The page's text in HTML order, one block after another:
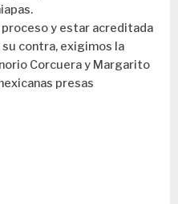
y estar acreditada
contra, exigimos la
Corcuera y Margarito
presas